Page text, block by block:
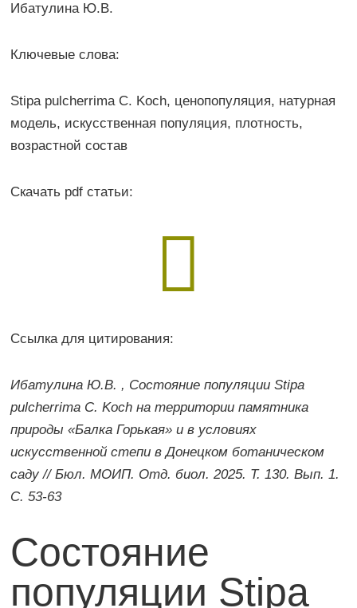
Ибатулина Ю.В.
Ключевые слова:
Stipa pulcherrima C. Koch, ценопопуляция, натурная
модель, искусственная популяция, плотность,
возрастной состав
Скачать pdf статьи:

Ссылка для цитирования:
Ибатулина Ю.В. , Состояние популяции Stipa
pulcherrima C. Koch на территории памятника
природы «Балка Горькая» и в условиях
искусственной степи в Донецком ботаническом
саду // Бюл. МОИП. Отд. биол. 2025. Т. 130. Вып. 1.
С. 53-63
Состояние
популяции Stipa